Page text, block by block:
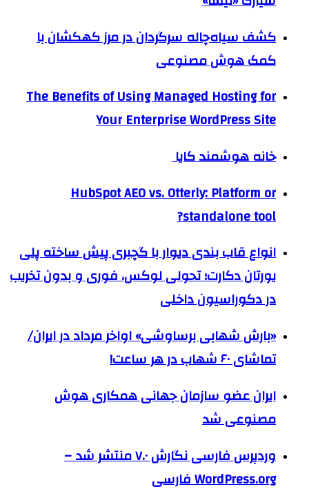
کشف سیاه‌چاله سرگردان در مرز کهکشان با
کمک هوش مصنوعی
The Benefits of Using Managed Hosting for
Your Enterprise WordPress Site
خانه هوشمند کایا
HubSpot AEO vs. Otterly: Platform or
standalone tool?
انواع قاب بندی دیوار با گچبری پیش ساخته پلی
یورتان دکارت؛ تحولی لوکس، فوری و بدون تخریب
در دکوراسیون داخلی
«بارش شهابی برساوشی» اواخر مرداد در ایران/
تماشای ۶۰ شهاب در هر ساعت!
ایران عضو سازمان جهانی همکاری هوش
مصنوعی شد
وردپرس فارسی نگارش ۷.۰ منتشر شد –
WordPress.org فارسی